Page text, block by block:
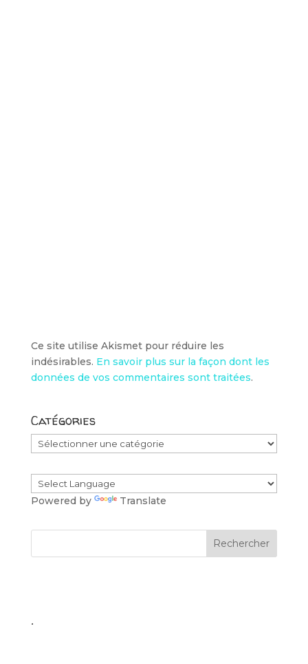
Ce site utilise Akismet pour réduire les
indésirables. En savoir plus sur la façon dont les
données de vos commentaires sont traitées.
Catégories
Catégories
Powered by Translate
.